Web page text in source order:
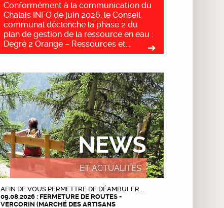
Conformément à la communication du
Chalais INFO de juin 2026, le Conseil
communal déclenche la phase 2 du
plan de gestion de la ressource en eau :
Degré 2 Orange – Ressources et...
NEWS
ET ACTUALITÉS
AFIN DE VOUS PERMETTRE DE DÉAMBULER...
09.08.2026 : FERMETURE DE ROUTES -
VERCORIN (MARCHÉ DES ARTISANS